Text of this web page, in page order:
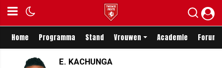
Home Programma Stand Vrouwen Academie Forum
E. KACHUNGA